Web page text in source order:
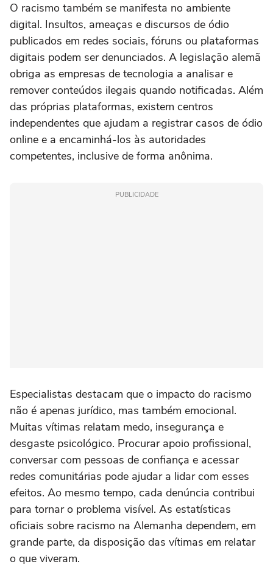
O racismo também se manifesta no ambiente
digital. Insultos, ameaças e discursos de ódio
publicados em redes sociais, fóruns ou plataformas
digitais podem ser denunciados. A legislação alemã
obriga as empresas de tecnologia a analisar e
remover conteúdos ilegais quando notificadas. Além
das próprias plataformas, existem centros
independentes que ajudam a registrar casos de ódio
online e a encaminhá-los às autoridades
competentes, inclusive de forma anônima.
PUBLICIDADE
Especialistas destacam que o impacto do racismo
não é apenas jurídico, mas também emocional.
Muitas vítimas relatam medo, insegurança e
desgaste psicológico. Procurar apoio profissional,
conversar com pessoas de confiança e acessar
redes comunitárias pode ajudar a lidar com esses
efeitos. Ao mesmo tempo, cada denúncia contribui
para tornar o problema visível. As estatísticas
oficiais sobre racismo na Alemanha dependem, em
grande parte, da disposição das vítimas em relatar
o que viveram.